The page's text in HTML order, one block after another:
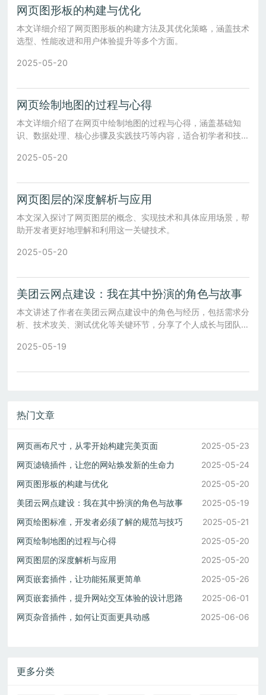
网页图形板的构建与优化
本文详细介绍了网页图形板的构建方法及其优化策略，涵盖技术
选型、性能改进和用户体验提升等多个方面。
2025-05-20
网页绘制地图的过程与心得
本文详细介绍了在网页中绘制地图的过程与心得，涵盖基础知
识、数据处理、核心步骤及实践技巧等内容，适合初学者和技术
2025-05-20
网页图层的深度解析与应用
本文深入探讨了网页图层的概念、实现技术和具体应用场景，帮
助开发者更好地理解和利用这一关键技术。
2025-05-20
美团云网点建设：我在其中扮演的角色与故事
本文讲述了作者在美团云网点建设中的角色与经历，包括需求分
析、技术攻关、测试优化等关键环节，分享了个人成长与团队合
2025-05-19
热门文章
网页画布尺寸，从零开始构建完美页面
2025-05-23
网页滤镜插件，让您的网站焕发新的生命力
2025-05-24
网页图形板的构建与优化
2025-05-20
美团云网点建设：我在其中扮演的角色与故事
2025-05-19
网页绘图标准，开发者必须了解的规范与技巧
2025-05-21
网页绘制地图的过程与心得
2025-05-20
网页图层的深度解析与应用
2025-05-20
网页嵌套插件，让功能拓展更简单
2025-05-26
网页嵌套插件，提升网站交互体验的设计思路
2025-06-01
网页杂音插件，如何让页面更具动感
2025-06-06
更多分类